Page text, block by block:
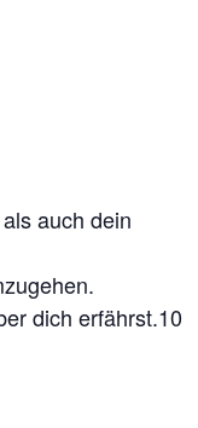
auch dein
dich erfährst.10